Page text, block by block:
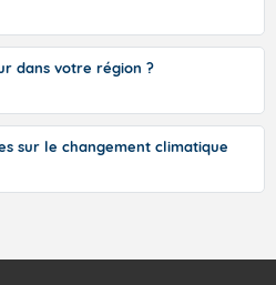
dans votre région ?
sur le changement climatique